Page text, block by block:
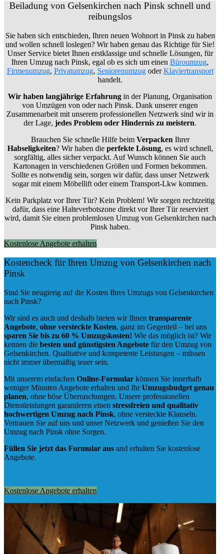
Beiladung von Gelsenkirchen nach Pinsk schnell und
reibungslos
Sie haben sich entschieden, Ihren neuen Wohnort in Pinsk zu haben
und wollen schnell loslegen? Wir haben genau das Richtige für Sie!
Unser Service bietet Ihnen erstklassige und schnelle Lösungen, für
Ihren Umzug nach Pinsk, egal ob es sich um einen Büroumzug,
Firmenumzug, Privatumzug, Seniorenumzugoder Klaviertransport
handelt.
Wir haben langjährige Erfahrung in der Planung, Organisation
von Umzügen von oder nach Pinsk. Dank unserer engen
Zusammenarbeit mit unserem professionellen Netzwerk sind wir in
der Lage, jedes Problem oder Hindernis zu meistern.
Brauchen Sie schnelle Hilfe beim Verpacken Ihrer
Habseligkeiten? Wir haben die perfekte Lösung, es wird schnell,
sorgfältig, alles sicher verpackt. Auf Wunsch können Sie auch
Kartonagen in verschiedenen Größen und Formen bekommen.
Sollte es notwendig sein, sorgen wir dafür, dass unser Netzwerk
sogar mit einem Möbellift oder einem Transport-Lkw kommen.
Kein Parkplatz vor Ihrer Tür? Kein Problem! Wir sorgen rechtzeitig
dafür, dass eine Halteverbotszone direkt vor Ihrer Tür reserviert
wird, damit Sie einen problemlosen Umzug von Gelsenkirchen nach
Pinsk haben.
Kostenlose Angebote erhalten
Kostencheck für Ihren Umzug von Gelsenkirchen nach
Pinsk
Sind Sie neugierig auf die Kosten Ihres Umzugs von Gelsenkirchen
nach Pinsk?
Wir sind es auch und deshalb bieten wir Ihnen transparente
Angebote, ohne versteckte Kosten, ganz im Gegenteil – bei uns
sparen Sie bis zu 60 % Umzugskosten! Wie das möglich ist? Wir
kennen die besten und günstigsten Angebote für den Umzug von
Gelsenkirchen. Qualitative und kompetente Leistungen – müssen
nicht immer übermäßig teuer sein.
Mit unserem einfachen Online-Formular können Sie innerhalb
weniger Minuten Angebote erhalten und IhrUmzugsbudget genau
planen, ohne böse Überraschungen. Unsere professionellen
Dienstleistungen garantieren einen stressfreien und qualitativ
hochwertigen Umzug nach Pinsk, ohne versteckte Klauseln.
Vertrauen Sie auf uns und unser Netzwerk und genießen Sie den
Umzug nach Pinsk ohne Sorgen.
Füllen Sie jetzt das Formular aus und erhalten Sie kostenlose
Angebote.
Kostenlose Angebote erhalten